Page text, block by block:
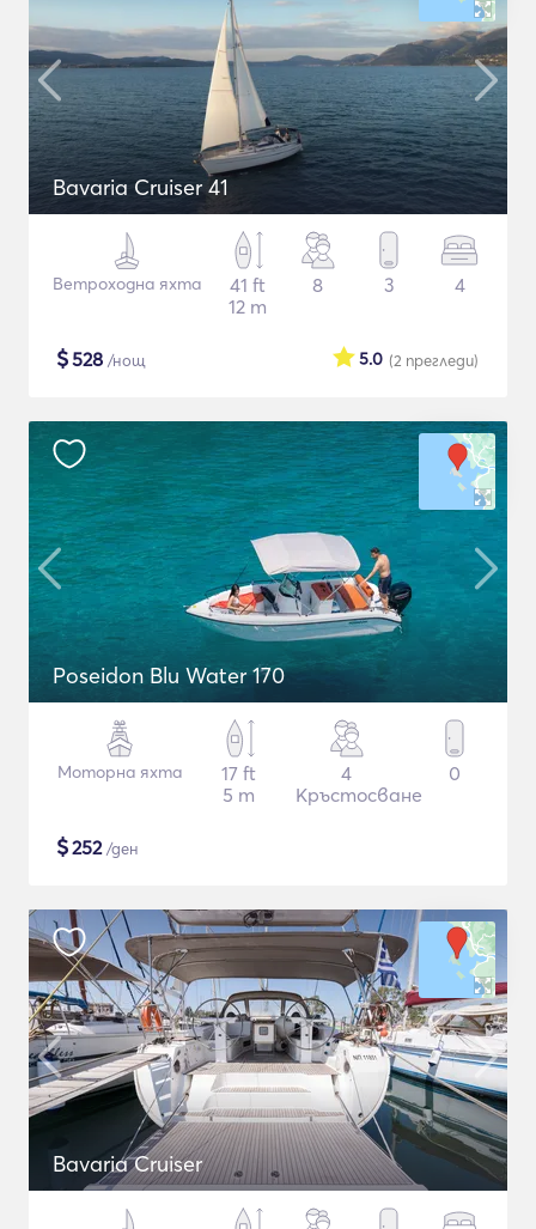
Bavaria Cruiser 41
Ветроходна яхта
41 ft
12 m
8 3 4
$528 /нощ (2 прегледи)
5.0
Poseidon Blu Water 170
Моторна яхта
17 ft
5 m
4
Кръстосване
0
$252/ден
Bavaria Cruiser